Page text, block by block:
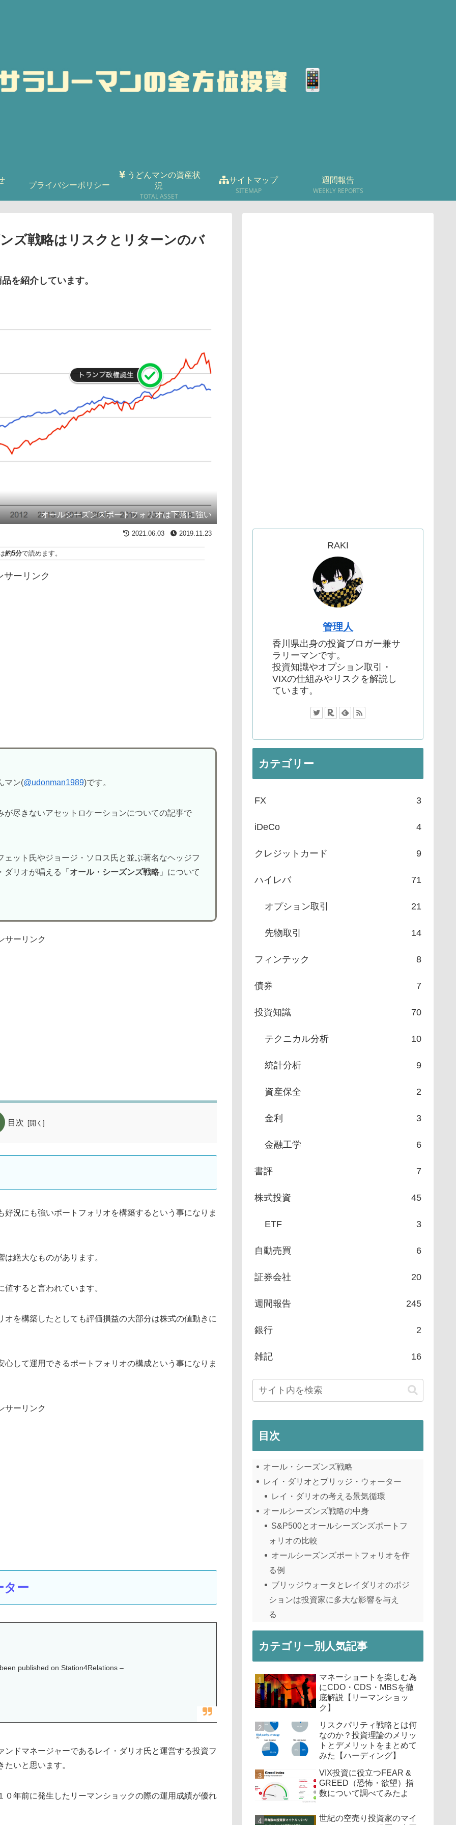
プライバシーポリシー
うどんマンの資産状
況
TOTAL ASSET
サイトマップ
SITEMAP
週間報告
WEEKLY REPORTS
ズ戦略はリスクとリターンのバ
を紹介しています。
オールシーズンズポートフォリオは下落に強い
2021.06.03 2019.11.23
約5分で読めます。
サーリンク
マン(@udonman1989)です。
が尽きないアセットロケーションについての記事で
ット氏やジョージ・ソロス氏と並ぶ著名なヘッジフ
リオが唱える「 オール・シーズンズ戦略 」について
サーリンク
目次
況にも強いポートフォリオを構築するという事になりま
絶大なものがあります。
すると言われています。
を構築したとしても評価損益の大部分は株式の値動きに
して運用できるポートフォリオの構成という事になりま
サーリンク
ター
published on Station4Relations –
ドマネージャーであるレイ・ダリオ氏と運営する投資フ
いと思います。
年前に発生したリーマンショックの際の運用成績が優れ
RAKI
管理人
香川県出身の投資ブロガー兼サ
ラリーマンです。
投資知識やオプション取引・
VIXの仕組みやリスクを解説し
ています。
カテゴリー
FX 3
iDeCo 4
クレジットカード 9
ハイレバ 71
オプション取引 21
先物取引 14
フィンテック 8
債券 7
投資知識 70
テクニカル分析 10
統計分析 9
資産保全 2
金利 3
金融工学 6
書評 7
株式投資 45
ETF 3
自動売買 6
証券会社 20
週間報告 245
銀行 2
雑記 16
目次
オール・シーズンズ戦略
レイ・ダリオとブリッジ・ウォーター
レイ・ダリオの考える景気循環
オールシーズンズ戦略の中身
S&P500とオールシーズンズポートフ
ォリオの比較
オールシーズンズポートフォリオを作
る例
ブリッジウォータとレイダリオのポジ
ションは投資家に多大な影響を与え
る
カテゴリー別人気記事
マネーショートを楽しむ為
にCDO・CDS・MBSを徹
底解説【リーマンショッ
ク】
リスクパリティ戦略とは何
なのか？投資理論のメリッ
トとデメリットをまとめて
みた【ハーディング】
VIX投資に役立つFEAR &
GREED（恐怖・欲望）指
数について調べてみたよ
世紀の空売り投資家のマイ